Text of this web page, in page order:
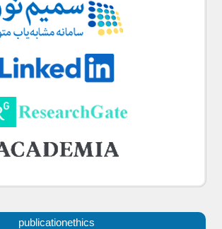
publicationethics